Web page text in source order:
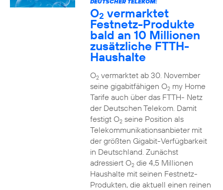
O2 vermarktet
Festnetz-Produkte
bald an 10 Millionen
zusätzliche FTTH-
Haushalte
O2vermarktet ab 30. November
seine gigabitfähigen O2my Home
Tarife auch über das FTTH- Netz
der Deutschen Telekom. Damit
festigt O2seine Position als
Telekommunikationsanbieter mit
der größten Gigabit-Verfügbarkeit
in Deutschland. Zunächst
adressiert O2die 4,5 Millionen
Haushalte mit seinen Festnetz-
Produkten, die aktuell einen reinen